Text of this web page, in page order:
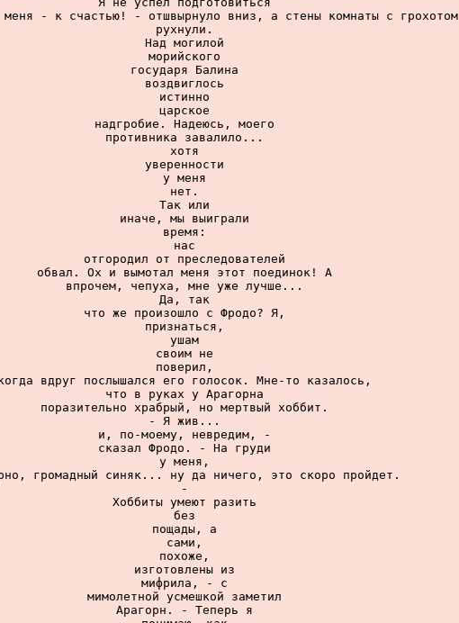
- к счастью! - отшвырнуло вниз, а стены комнаты с грохотом
рухнули.
Над могилой
морийского
государя Балина
воздвиглось
истинно
царское
надгробие. Надеюсь, моего
противника завалило...
хотя
уверенности
у меня
нет.
Так или
иначе, мы выиграли
время:
нас
отгородил от преследователей
обвал. Ох и вымотал меня этот поединок! А
впрочем, чепуха, мне уже лучше...
Да, так
что же произошло с Фродо? Я,
признаться,
ушам
своим не
поверил,
вдруг послышался его голосок. Мне-то казалось,
что в руках у Арагорна
поразительно храбрый, но мертвый хоббит.
- Я жив...
и, по-моему, невредим, -
сказал Фродо. - На груди
у меня,
громадный синяк... ну да ничего, это скоро пройдет.
-
Хоббиты умеют разить
без
пощады, а
сами,
похоже,
изготовлены из
мифрила, - с
мимолетной усмешкой заметил
Арагорн. - Теперь я